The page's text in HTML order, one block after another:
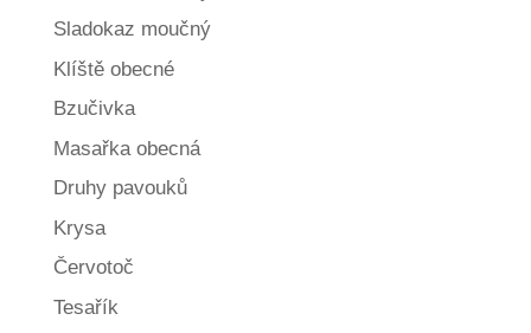
Sladokaz moučný
Klíště obecné
Bzučivka
Masařka obecná
Druhy pavouků
Krysa
Červotoč
Tesařík